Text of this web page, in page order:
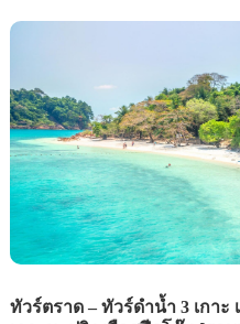
ทัวร์ตราด – ทัวร์ดำน้ำ 3 เกาะ